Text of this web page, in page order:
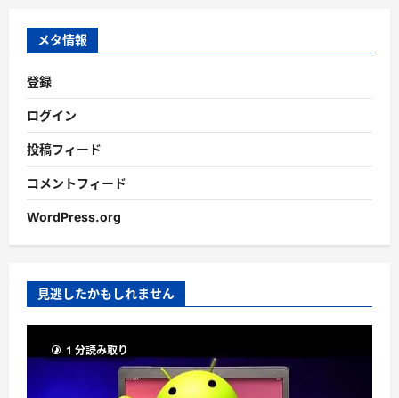
ブ
メタ情報
登録
ログイン
投稿フィード
コメントフィード
WordPress.org
見逃したかもしれません
1 分読み取り